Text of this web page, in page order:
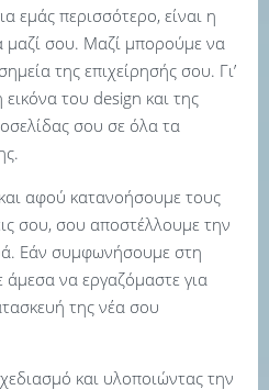
εμάς περισσότερο, είναι η
μαζί σου. Μαζί μπορούμε να
της επιχείρησής σου. Γι’
του design και της
σου σε όλα τα
αφού κατανοήσουμε τους
σου, σου αποστέλλουμε την
Εάν συμφωνήσουμε στη
άμεσα να εργαζόμαστε για
της νέα σου
και υλοποιώντας την